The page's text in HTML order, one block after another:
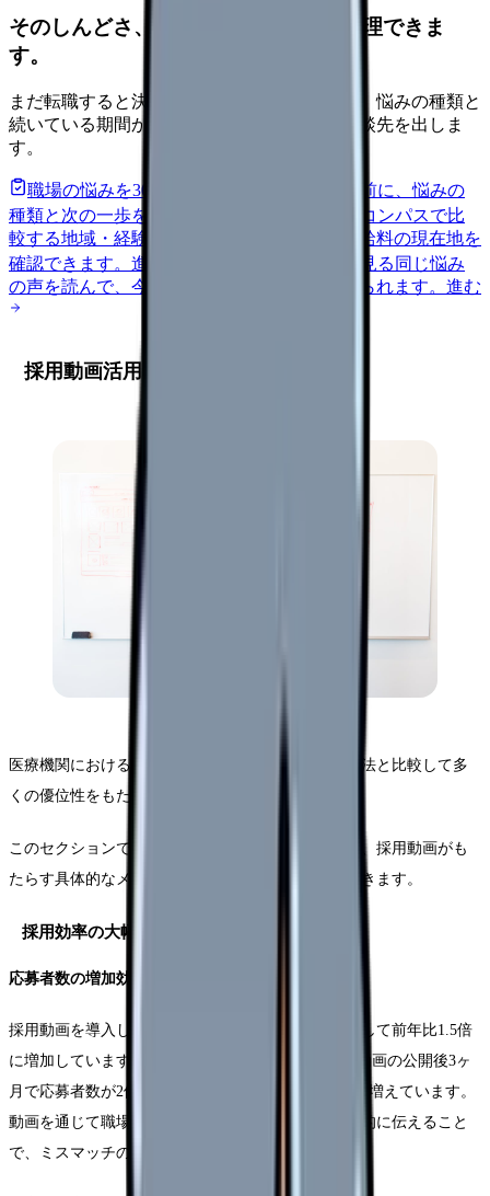
そのしんどさ、転職すべきサインか整理できま
す。
まだ転職すると決めていなくても大丈夫です。悩みの種類と
続いている期間から、次に見るべき記事と相談先を出しま
す。
職場の悩みを30秒で診断
辞めるべきか迷う前に、悩みの
種類と次の一歩を整理します。
給料コンパスで比
較する地域・経験年数・施設形態から、今の給料の現在地を
確認できます。 進む 匿名掲示板で本音を見る 同じ悩み
の声を読んで、今の職場だけの問題か確かめられます。 進む
採用動画活用による具体的なメリット
医療機関における採用動画の活用は、従来の採用手法と比較して多
くの優位性をもたらしています。
このセクションでは、実際のデータと事例に基づき、採用動画がも
たらす具体的なメリットについて詳しく解説していきます。
採用効率の大幅な向上
応募者数の増加効果
採用動画を導入した医療機関では、応募者数が平均して前年比1.5倍
に増加しています。特に大学病院A病院では、採用動画の公開後3ヶ
月で応募者数が2倍に増加し、質の高い人材の応募も増えています。
動画を通じて職場の雰囲気や実際の業務内容を具体的に伝えること
で、ミスマッチの少ない応募につながっています。